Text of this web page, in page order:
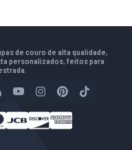
de couro de alta qualidade,
personalizados, feitos para